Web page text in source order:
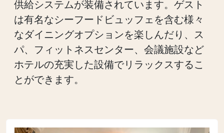
供給システムが装備されています。ゲスト
は有名なシーフードビュッフェを含む様々
なダイニングオプションを楽しんだり、ス
パ、フィットネスセンター、会議施設など
ホテルの充実した設備でリラックスするこ
とができます。